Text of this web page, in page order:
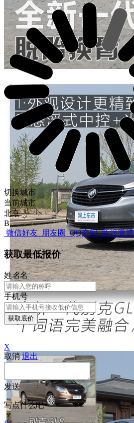
切换城市
当前城市
北京
B
微信好友 朋友圈 QQ空间 新浪微博
获取最低报价
姓名名
手机号
获取底价
X
取消 退出
发送
写点什么吧